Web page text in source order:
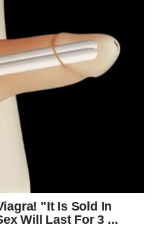
PONOVO
Venere je u punom sjaju i vi
gde god da
osećate duboku
slobodni, postoji velika
iznenada.
emociju — možda vas neko
hrabrost da to kaže.
previše. Samo